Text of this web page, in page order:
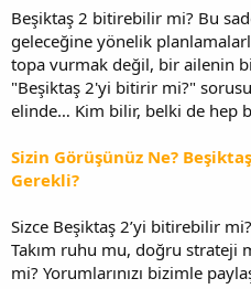
Beşiktaş 2 bitirebilir mi? Bu
geleceğine yönelik
topa vurmak değil, bir ailenin
"Beşiktaş 2'yi bitirir mi?"
elinde… Kim bilir, belki de hep
Sizin Görüşünüz Ne?
Gerekli?
Sizce Beşiktaş 2’yi bitirebilir
Takım ruhu mu, doğru strateji
mi? Yorumlarınızı bizimle